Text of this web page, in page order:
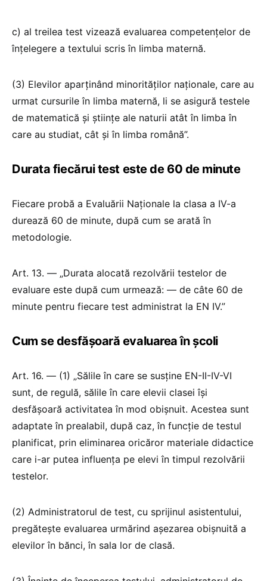
c) al treilea test vizează evaluarea competențelor de
înțelegere a textului scris în limba maternă.
(3) Elevilor aparținând minorităților naționale, care au
urmat cursurile în limba maternă, li se asigură testele
de matematică și științe ale naturii atât în limba în
care au studiat, cât și în limba română”.
Durata fiecărui test este de 60 de minute
Fiecare probă a Evaluării Naționale la clasa a IV-a
durează 60 de minute, după cum se arată în
metodologie.
Art. 13. — „Durata alocată rezolvării testelor de
evaluare este după cum urmează: — de câte 60 de
minute pentru fiecare test administrat la EN IV.”
Cum se desfășoară evaluarea în școli
Art. 16. — (1) „Sălile în care se susține EN-II-IV-VI
sunt, de regulă, sălile în care elevii clasei își
desfășoară activitatea în mod obișnuit. Acestea sunt
adaptate în prealabil, după caz, în funcție de testul
planificat, prin eliminarea oricăror materiale didactice
care i-ar putea influența pe elevi în timpul rezolvării
testelor.
(2) Administratorul de test, cu sprijinul asistentului,
pregătește evaluarea urmărind așezarea obișnuită a
elevilor în bănci, în sala lor de clasă.